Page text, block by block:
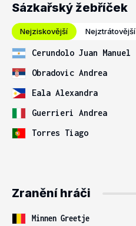
Sázkařský žebříček
Nejziskovější Nejztrátovější
Cerundolo Juan Manuel
Obradovic Andrea
Eala Alexandra
Guerrieri Andrea
Torres Tiago
Zranění hráči
Minnen Greetje